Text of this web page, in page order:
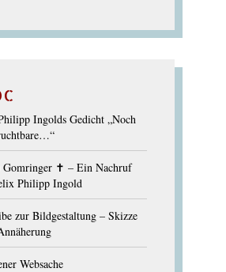
Ingolds Gedicht „Noch
Gomringer ✝︎ – Ein Nachruf
Philipp Ingold
zur Bildgestaltung – Skizze
Websache